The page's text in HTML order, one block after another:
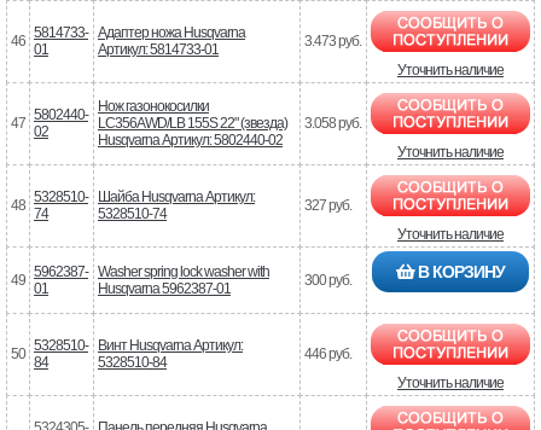
46 5814733-
01
Адаптер ножа Husqvarna
Артикул: 5814733-01
3.473 руб.
Уточнить наличие
47 5802440-
02
Нож газонокосилки
LC356AWD/LB 155S 22" (звезда)
Husqvarna Артикул: 5802440-02
3.058 руб.
Уточнить наличие
48 5328510-
74
Шайба Husqvarna Артикул:
5328510-74
327 руб.
Уточнить наличие
49 5962387-
01
Washer spring lock washer with
Husqvarna 5962387-01
300 руб. В КОРЗИНУ
50 5328510-
84
Винт Husqvarna Артикул:
5328510-84
446 руб.
Уточнить наличие